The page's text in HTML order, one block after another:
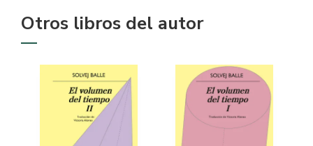
Otros libros del autor